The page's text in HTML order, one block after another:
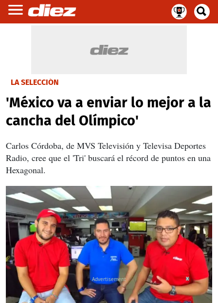
LA SELECCIÓN
'México va a enviar lo mejor a la
cancha del Olímpico'
Carlos Córdoba, de MVS Televisión y Televisa Deportes
Radio, cree que el 'Tri' buscará el récord de puntos en una
Hexagonal.
X